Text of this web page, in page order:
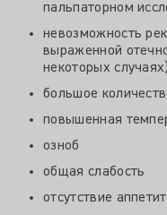
пальпаторном
невозможность
выраженной
некоторых случаях)
большое
повышенная
озноб
общая слабость
отсутствие